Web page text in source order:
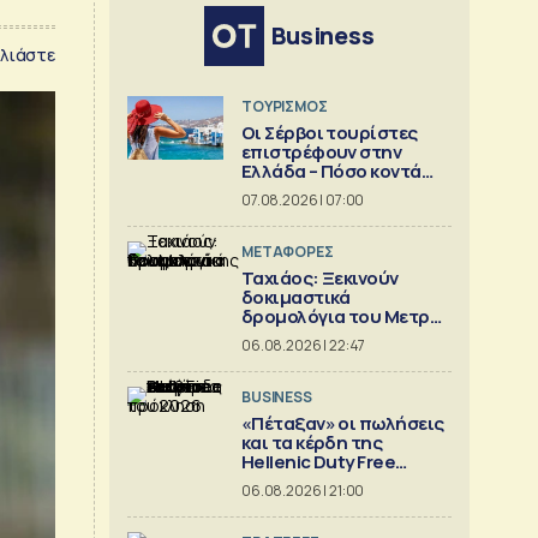
Business
ΤΟΥΡΙΣΜΟΣ
Οι Σέρβοι τουρίστες
επιστρέφουν στην
Ελλάδα – Πόσο κοντά
είναι στο 1 εκατ.
07.08.2026 | 07:00
ΜΕΤΑΦΟΡΕΣ
Ταχιάος: Ξεκινούν
δοκιμαστικά
δρομολόγια του Μετρό
Θεσσαλονίκης προς
Καλαμαριά
06.08.2026 | 22:47
BUSINESS
«Πέταξαν» οι πωλήσεις
και τα κέρδη της
Hellenic Duty Free
Shops
06.08.2026 | 21:00